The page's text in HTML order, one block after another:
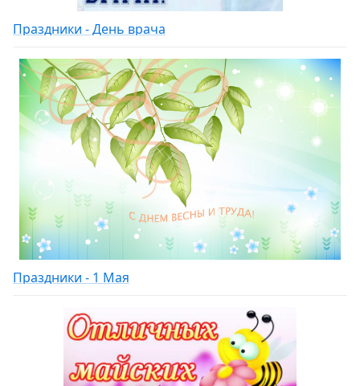
Праздники - День врача
Праздники - 1 Мая